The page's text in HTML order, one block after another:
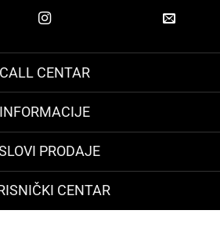
CALL CENTAR
INFORMACIJE
PRODAJE
CENTAR